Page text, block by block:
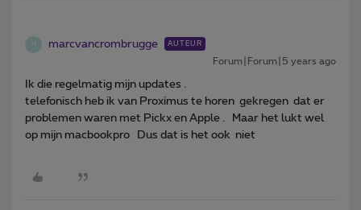
M marcvancrombrugge AUTEUR
Forum|Forum|5 years ago
Ik die regelmatig mijn updates .
telefonisch heb ik van Proximus te horen gekregen dat er
problemen waren met Pickx en Apple . Maar het lukt wel
op mijn macbookpro Dus dat is het ook niet